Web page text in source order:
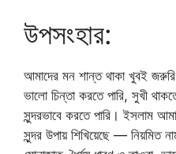
উপসংহার:
আমাদের মন শান্ত থাকা খুবই
ভালো চিন্তা করতে পারি, সুখী
সুন্দরভাবে করতে পারি। ইসলাম
সুন্দর উপায় শিখিয়েছে — নিয়মিত